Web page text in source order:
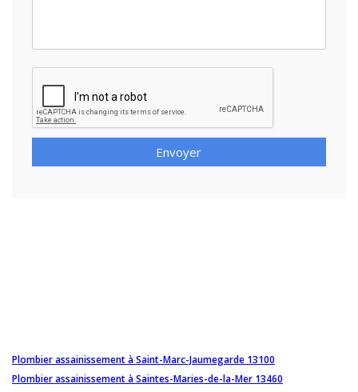
Envoyer
Plombier assainissement à Saint-Marc-Jaumegarde 13100
Plombier assainissement à Saintes-Maries-de-la-Mer 13460